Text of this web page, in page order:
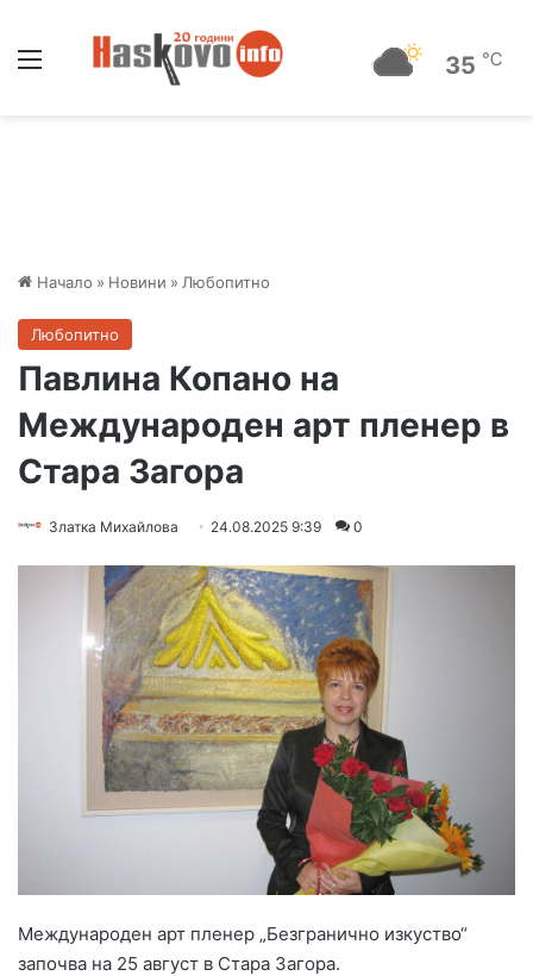
35 ℃
Начало » Новини » Любопитно
Любопитно
Павлина Копано на
Международен арт пленер в
Стара Загора
Златка Михайлова 24.08.2025 9:39 0
Международен арт пленер „Безгранично изкуство“
започва на 25 август в Стара Загора.